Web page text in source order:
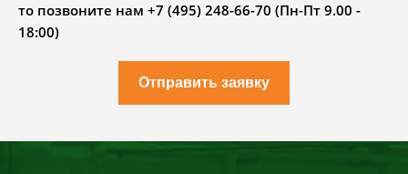
то позвоните нам +7 (495) 248-66-70 (Пн-Пт 9.00 -
18:00)
Отправить заявку